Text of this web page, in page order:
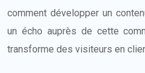
comment développer un
un écho auprès de cette
transforme des visiteurs en